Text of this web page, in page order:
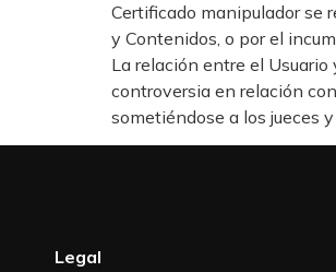
Certificado manipulador se
y Contenidos, o por el
La relación entre el
controversia en relación
sometiéndose a los jueces
Legal